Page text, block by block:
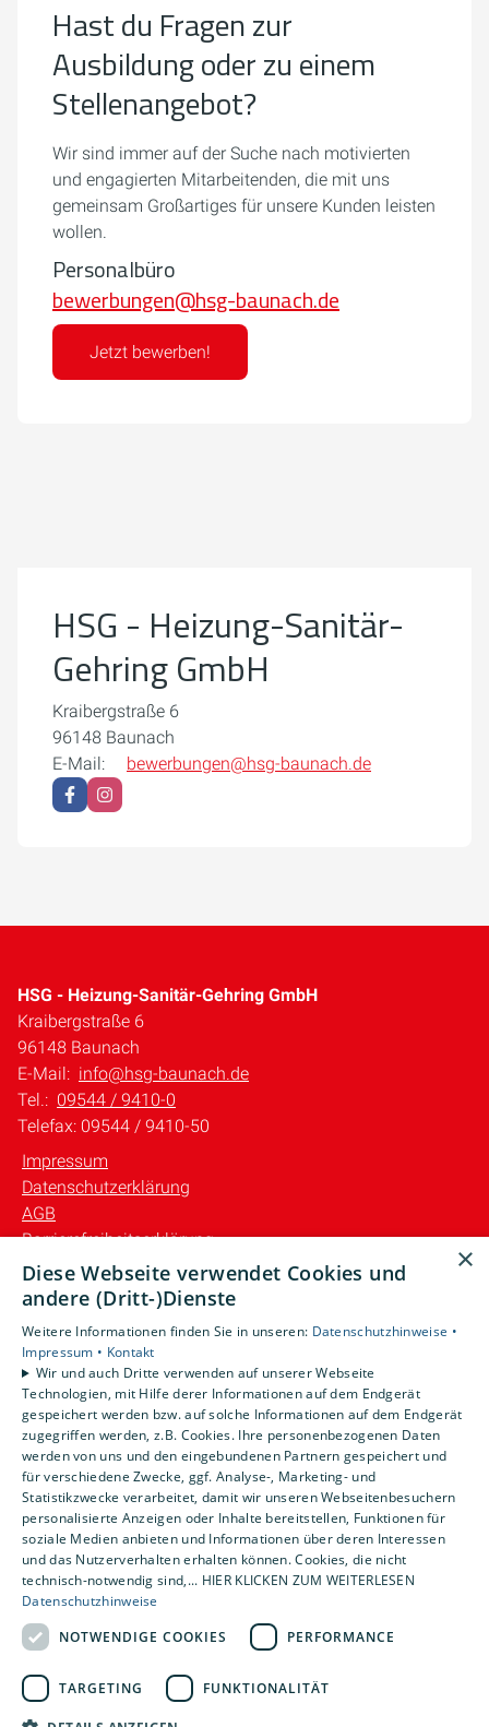
Hast du Fragen zur
Ausbildung oder zu einem
Stellenangebot?
Wir sind immer auf der Suche nach motivierten
und engagierten Mitarbeitenden, die mit uns
gemeinsam Großartiges für unsere Kunden leisten
wollen.
Personalbüro
bewerbungen@hsg-baunach.de
Jetzt bewerben!
Cookie-Einstellungen öffnen
HSG - Heizung-Sanitär-
Gehring GmbH
Kraibergstraße 6
96148 Baunach
E-Mail:
bewerbungen@hsg-baunach.de
HSG - Heizung-Sanitär-Gehring GmbH
Kraibergstraße 6
96148 Baunach
E-Mail: info@hsg-baunach.de
Tel.: 09544 / 9410-0
Telefax: 09544 / 9410-50
Impressum
Datenschutzerklärung
AGB
Barrierefreiheitserklärung
Unsere Bereiche
Gewerbekunden
Karriere
Unternehmen
Kontakt
×
Diese Webseite verwendet Cookies und
andere (Dritt-)Dienste
Weitere Informationen finden Sie in unseren: Datenschutzhinweise •
Impressum • Kontakt
Wir und auch Dritte verwenden auf unserer Webseite
Technologien, mit Hilfe derer Informationen auf dem Endgerät
gespeichert werden bzw. auf solche Informationen auf dem Endgerät
zugegriffen werden, z.B. Cookies. Ihre personenbezogenen Daten
werden von uns und den eingebundenen Partnern gespeichert und
für verschiedene Zwecke, ggf. Analyse-, Marketing- und
Statistikzwecke verarbeitet, damit wir unseren Webseitenbesuchern
personalisierte Anzeigen oder Inhalte bereitstellen, Funktionen für
soziale Medien anbieten und Informationen über deren Interessen
und das Nutzerverhalten erhalten können. Cookies, die nicht
technisch-notwendig sind,... HIER KLICKEN ZUM WEITERLESEN
Datenschutzhinweise
NOTWENDIGE COOKIES
PERFORMANCE
TARGETING FUNKTIONALITÄT